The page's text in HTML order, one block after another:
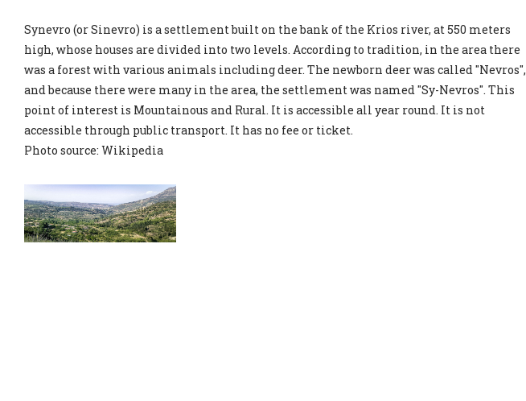
Synevro (or Sinevro) is a settlement built on the bank of the Krios river, at 550 meters
high, whose houses are divided into two levels. According to tradition, in the area there
was a forest with various animals including deer. The newborn deer was called "Nevros",
and because there were many in the area, the settlement was named "Sy-Nevros". This
point of interest is Mountainous and Rural. It is accessible all year round. It is not
accessible through public transport. It has no fee or ticket.
Photo source: Wikipedia